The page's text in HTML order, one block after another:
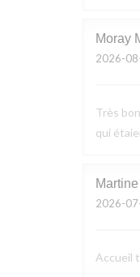
Moray
2026-
Très
qui
Martine
2026-
Accueil